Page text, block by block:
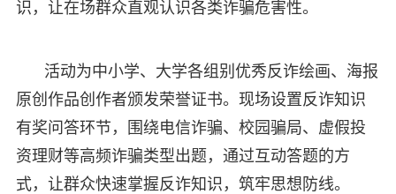
识，让在场群众直观认识各类诈骗危害性。
活动为中小学、大学各组别优秀反诈绘画、海报
原创作品创作者颁发荣誉证书。现场设置反诈知识
有奖问答环节，围绕电信诈骗、校园骗局、虚假投
资理财等高频诈骗类型出题，通过互动答题的方
式，让群众快速掌握反诈知识，筑牢思想防线。